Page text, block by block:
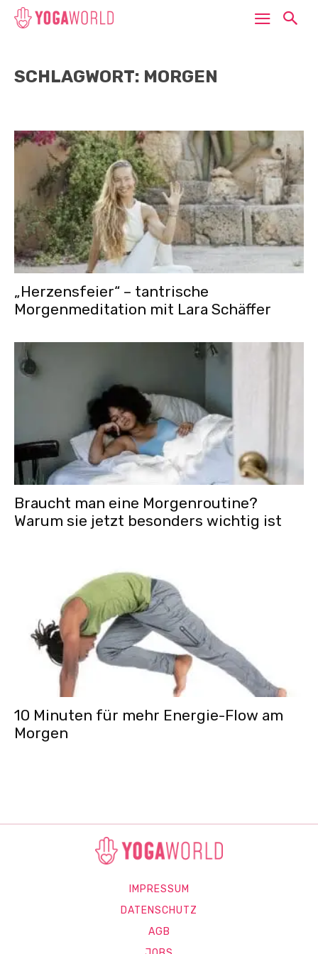
SCHLAGWORT: MORGEN
„Herzensfeier“ – tantrische
Morgenmeditation mit Lara Schäffer
Braucht man eine Morgenroutine?
Warum sie jetzt besonders wichtig ist
10 Minuten für mehr Energie-Flow am
Morgen
IMPRESSUM
DATENSCHUTZ
AGB